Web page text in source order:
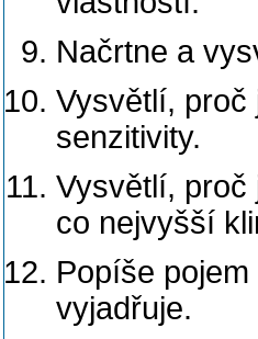
Načrtne a
Vysvětlí, proč
senzitivity.
Vysvětlí, proč
co nejvyšší
Popíše
vyjadřuje.